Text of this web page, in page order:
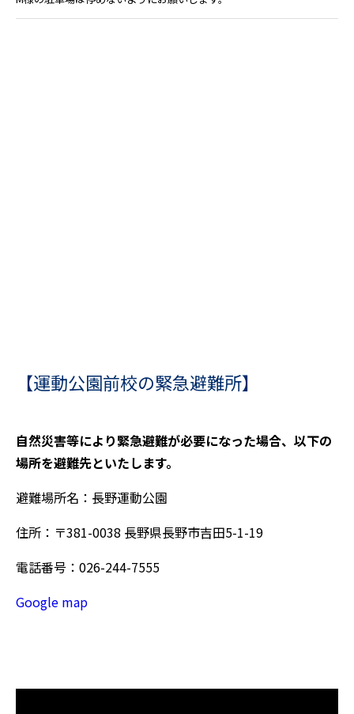
【運動公園前校の緊急避難所】
自然災害等により緊急避難が必要になった場合、以下の
場所を避難先といたします。
避難場所名：長野運動公園
住所：〒381-0038 長野県長野市吉田5-1-19
電話番号：026-244-7555
Google map